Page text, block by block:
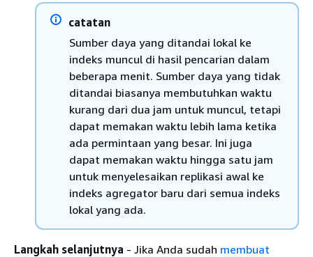
catatan
Sumber daya yang ditandai lokal ke
indeks muncul di hasil pencarian dalam
beberapa menit. Sumber daya yang tidak
ditandai biasanya membutuhkan waktu
kurang dari dua jam untuk muncul, tetapi
dapat memakan waktu lebih lama ketika
ada permintaan yang besar. Ini juga
dapat memakan waktu hingga satu jam
untuk menyelesaikan replikasi awal ke
indeks agregator baru dari semua indeks
lokal yang ada.
Langkah selanjutnya - Jika Anda sudah membuat